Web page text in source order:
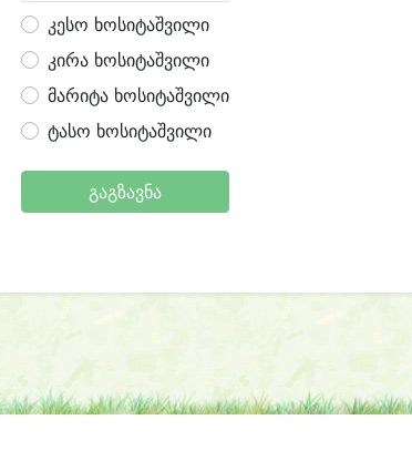
კესო ხოსიტაშვილი
კირა ხოსიტაშვილი
მარიტა ხოსიტაშვილი
ტასო ხოსიტაშვილი
გაგზავნა